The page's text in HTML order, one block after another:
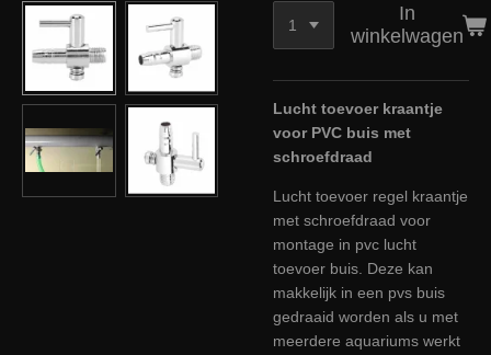
In
winkelwagen
Lucht toevoer kraantje
voor PVC buis met
schroefdraad
Lucht toevoer regel kraantje
met schroefdraad voor
montage in pvc lucht
toevoer buis. Deze kan
makkelijk in een pvs buis
gedraaid worden als u met
meerdere aquariums werkt